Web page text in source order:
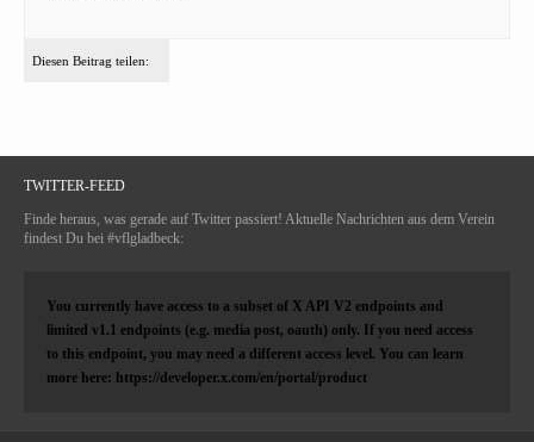
Diesen Beitrag teilen:
TWITTER-FEED
Finde heraus, was gerade auf Twitter passiert! Aktuelle Nachrichten aus dem Verein
findest Du bei #vflgladbeck:
You currently have access to a subset of X API V2 endpoints and
limited v1.1 endpoints (e.g. media post, oauth) only. If you need access
to this endpoint, you may need a different access level. You can learn
more here: https://developer.x.com/en/portal/product